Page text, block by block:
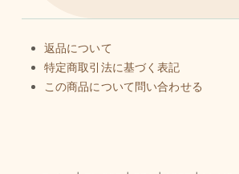
返品について
特定商取引法に基づく表記
この商品について問い合わせる